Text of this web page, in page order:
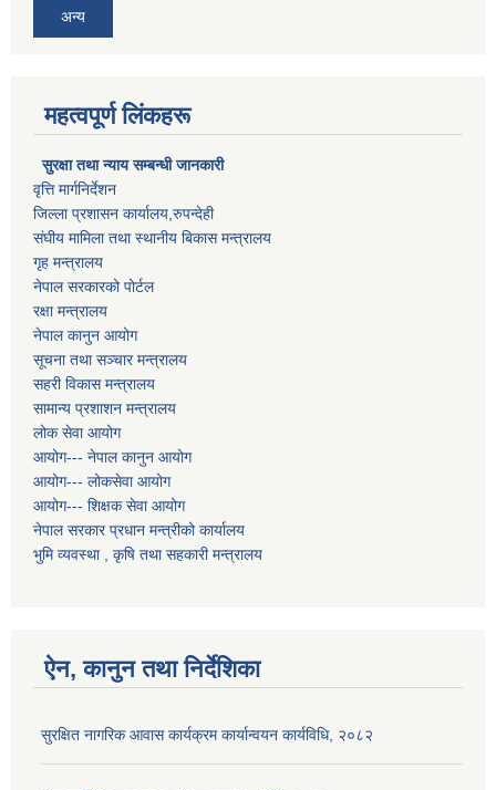
अन्य
महत्वपूर्ण लिंकहरू
सुरक्षा तथा न्याय सम्बन्धी जानकारी
वृत्ति मार्गनिर्देशन
जिल्ला प्रशासन कार्यालय,रुपन्देही
संघीय मामिला तथा स्थानीय बिकास मन्त्रालय
गृह मन्त्रालय
नेपाल सरकारको पोर्टल
रक्षा मन्त्रालय
नेपाल कानुन आयोग
सूचना तथा सञ्चार मन्त्रालय
सहरी विकास मन्त्रालय
सामान्य प्रशाशन मन्त्रालय
लोक सेवा आयोग
आयोग--- नेपाल कानुन आयोग
आयोग--- लोकसेवा आयोग
आयोग--- शिक्षक सेवा आयोग
नेपाल सरकार प्रधान मन्त्रीको कार्यालय
भुमि व्यवस्था , कृषि तथा सहकारी मन्त्रालय
ऐन, कानुन तथा निर्देशिका
सुरक्षित नागरिक आवास कार्यक्रम कार्यान्वयन कार्यविधि, २०८२